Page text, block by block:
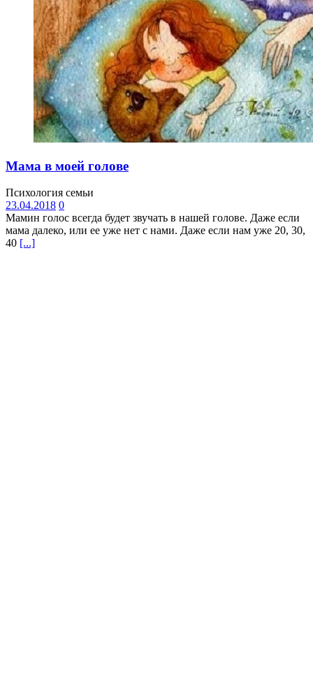
Мама в моей голове
Психология семьи
23.04.2018 0
Мамин голос всегда будет звучать в нашей голове. Даже если
мама далеко, или ее уже нет с нами. Даже если нам уже 20, 30,
40 [...]